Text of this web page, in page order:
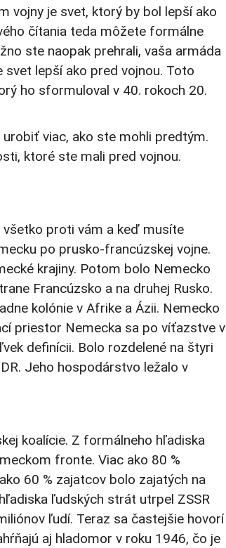
vojny je svet, ktorý by bol lepší ako
čítania teda môžete formálne
ste naopak prehrali, vaša armáda
lepší ako pred vojnou. Toto
ho sformuloval v 40. rokoch 20.
viac, ako ste mohli predtým.
ktoré ste mali pred vojnou.
proti vám a keď musíte
po prusko-francúzskej vojne.
krajiny. Potom bolo Nemecko
Francúzsko a na druhej Rusko.
kolónie v Afrike a Ázii. Nemecko
priestor Nemecka sa po víťazstve v
definícii. Bolo rozdelené na štyri
Jeho hospodárstvo ležalo v
koalície. Z formálneho hľadiska
fronte. Viac ako 80 %
60 % zajatcov bolo zajatých na
ľudských strát utrpel ZSSR
ľudí. Teraz sa častejšie hovorí
aj hladomor v roku 1946, čo je